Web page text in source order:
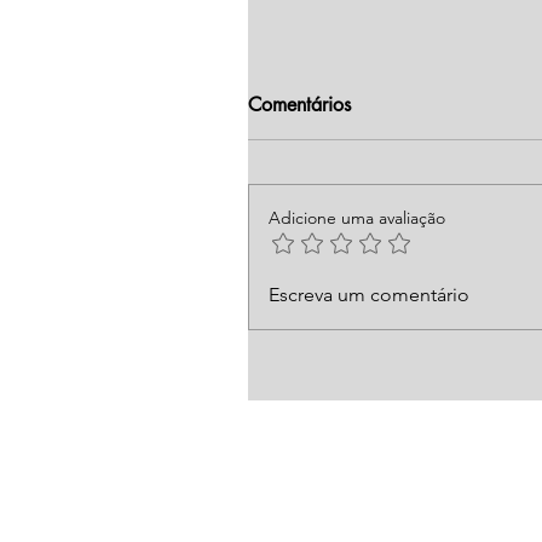
Comentários
Adicione uma avaliação
Escreva um comentário